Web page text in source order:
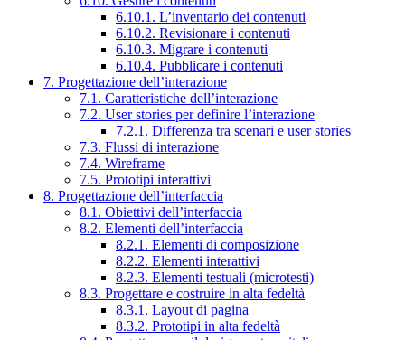
6.10.1. L’inventario dei contenuti
6.10.2. Revisionare i contenuti
6.10.3. Migrare i contenuti
6.10.4. Pubblicare i contenuti
7. Progettazione dell’interazione
7.1. Caratteristiche dell’interazione
7.2. User stories per definire l’interazione
7.2.1. Differenza tra scenari e user stories
7.3. Flussi di interazione
7.4. Wireframe
7.5. Prototipi interattivi
8. Progettazione dell’interfaccia
8.1. Obiettivi dell’interfaccia
8.2. Elementi dell’interfaccia
8.2.1. Elementi di composizione
8.2.2. Elementi interattivi
8.2.3. Elementi testuali (microtesti)
8.3. Progettare e costruire in alta fedeltà
8.3.1. Layout di pagina
8.3.2. Prototipi in alta fedeltà